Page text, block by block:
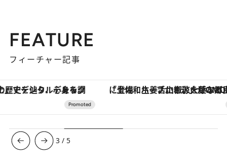
FEATURE
フィーチャー記事
「土佐和ハーブかき氷」がOMO7高知に登場！生姜、山椒、大葉など目にも舌にも涼を呼ぶ郷土の味 ヴァシュロン・コンスタンタ
3 / 5